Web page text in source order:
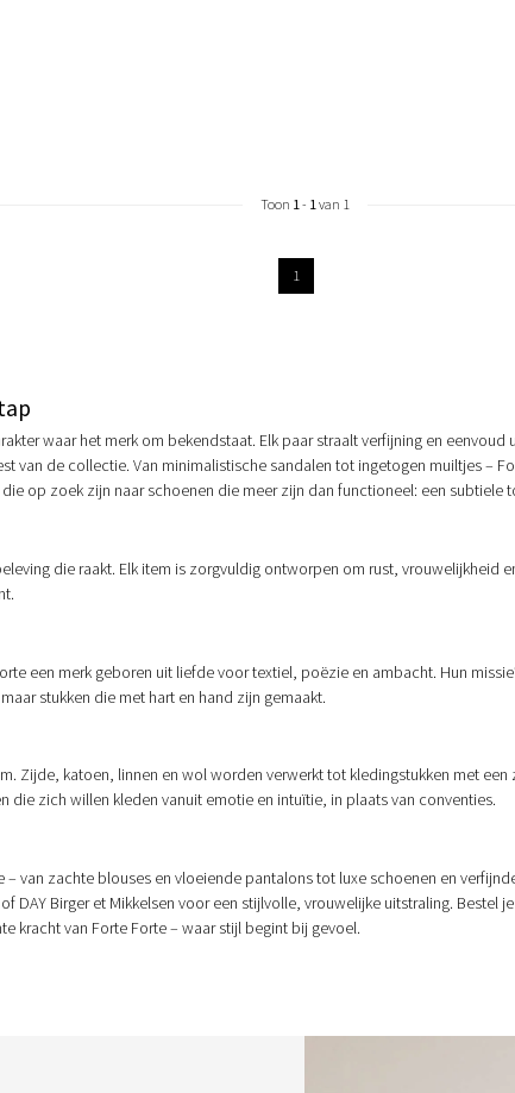
Toon 1- 1van 1
1
waar het merk om bekendstaat. Elk paar straalt verfijning en
van de collectie. Van minimalistische sandalen tot ingetogen muiltjes
op zoek zijn naar schoenen die meer zijn dan functioneel: een subtiele
die raakt. Elk item is zorgvuldig ontworpen om rust,
een merk geboren uit liefde voor textiel, poëzie en ambacht. Hun
stukken die met hart en hand zijn gemaakt.
Zijde, katoen, linnen en wol worden verwerkt tot kledingstukken met
zich willen kleden vanuit emotie en intuïtie, in plaats van conventies.
van zachte blouses en vloeiende pantalons tot luxe schoenen en
DAY Birger et Mikkelsen voor een stijlvolle, vrouwelijke uitstraling.
kracht van Forte Forte – waar stijl begint bij gevoel.